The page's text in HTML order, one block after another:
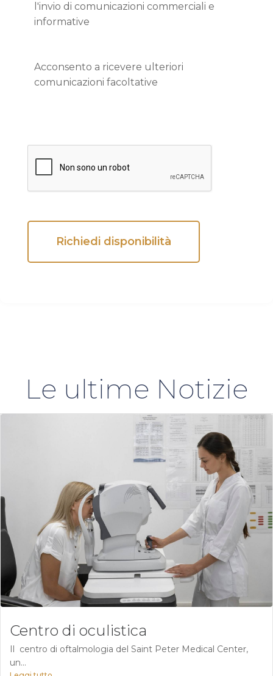
l'invio di comunicazioni commerciali e
informative
Acconsento a ricevere ulteriori
comunicazioni facoltative
Richiedi disponibilità
Le ultime Notizie
Centro di oculistica
Il centro di oftalmologia del Saint Peter Medical Center,
un...